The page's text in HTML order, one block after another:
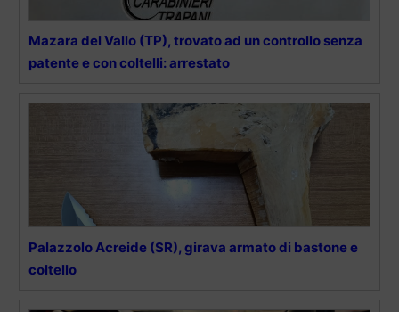
Mazara del Vallo (TP), trovato ad un controllo senza
patente e con coltelli: arrestato
Palazzolo Acreide (SR), girava armato di bastone e
coltello